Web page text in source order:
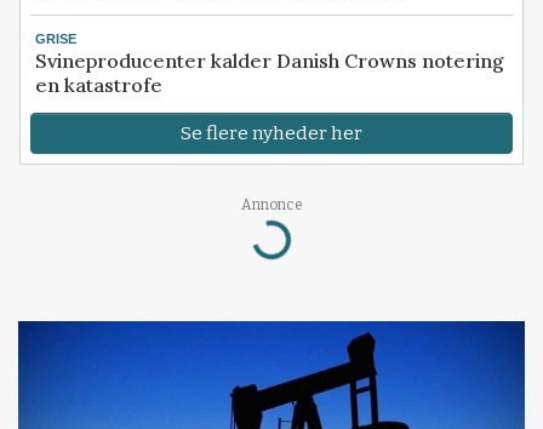
GRISE
Svineproducenter kalder Danish Crowns notering
en katastrofe
Se flere nyheder her
Annonce
Loading...